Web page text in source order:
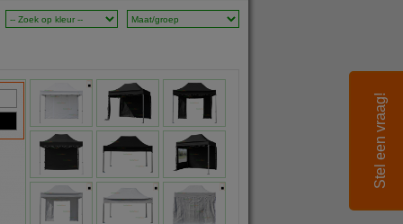
Stel een vraag!